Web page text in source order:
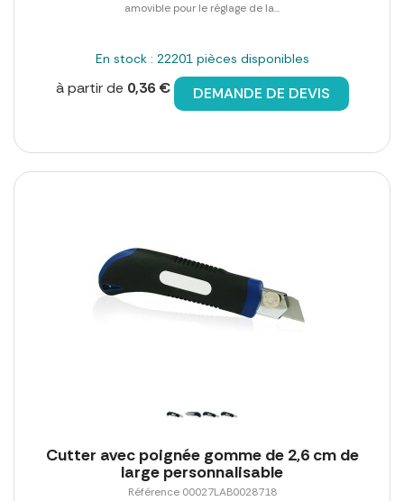
amovible pour le réglage de la...
En stock : 22201 pièces disponibles
à partir de 0,36 € DEMANDE DE DEVIS
Cutter avec poignée gomme de 2,6 cm de
large personnalisable
Référence 00027LAB0028718